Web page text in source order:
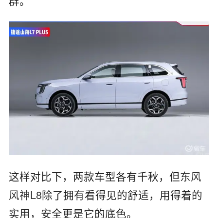
这样对比下，两款车型各有千秋，但东风
风神L8除了拥有看得见的舒适，用得着的
实用，安全更是它的底色。